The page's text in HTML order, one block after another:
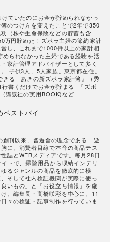
ていたのにお金が貯められなかっ
のつけ方を変えたことで2年で350
（株や生命保険などの貯蓄も含
万円貯めた！ズボラ主婦の節約家計
し、これまで1000件以上の家計相
められなかった主婦である経験を活
家計管理アドバイザーとして多く
子供3人、5人家族。東京都在住。
きる あきの新ズボラ家計簿』（秀
書くだけでお金が貯まる! 『ズボ
(講談社の実用BOOK)など
ベストバイ
創刊以来、晋遊舎の理念である「遊
に、消費者目線で本音の商品テス
誌とWEBメディアです。毎月28日
トで、掃除用品から収納インテリ
るジャンルの商品を徹底的に検
そして社内検証機関が実際に使っ
いもの」と「お役立ち情報」を厳
。編集長・高橋咲彩を中心に、11
々の検証・記事制作を行っていま